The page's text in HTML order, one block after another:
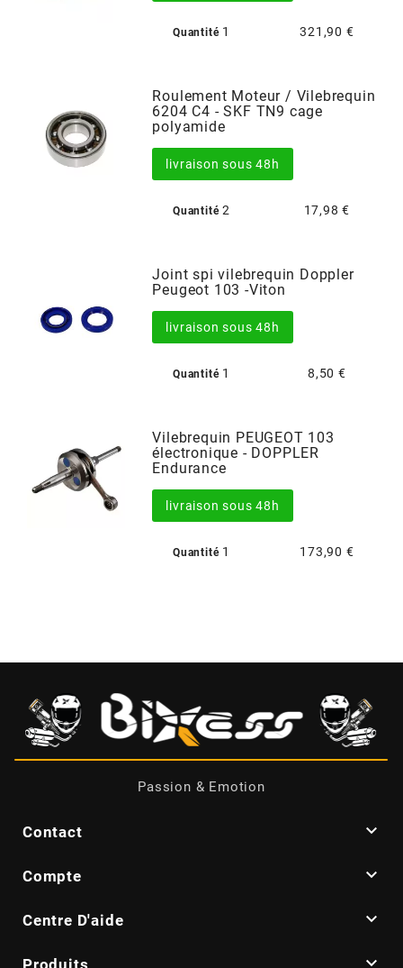
BOUCHET ENGINEERING
BRAIH
BUZZETTI
C4
CARENZI
CHOK
CIF
CONTI
COOCASE
Quantité1 321,90 €
Roulement Moteur / Vilebrequin
6204 C4 - SKF TN9 cage
polyamide
livraison sous 48h
Quantité2 17,98 €
Joint spi vilebrequin Doppler
Peugeot 103 -Viton
livraison sous 48h
Quantité1 8,50 €
Vilebrequin PEUGEOT 103
électronique - DOPPLER
Endurance
livraison sous 48h
Quantité1 173,90 €
Passion & Emotion
Contact 
Compte 
Centre D'aide 
Produits